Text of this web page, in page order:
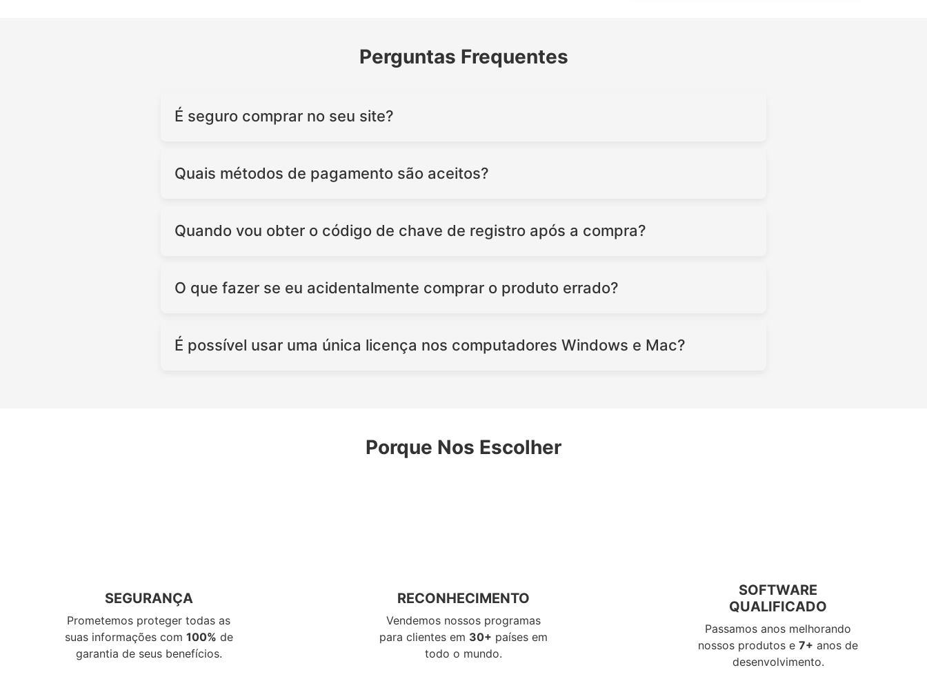
Perguntas Frequentes
É seguro comprar no seu site?
Quais métodos de pagamento são aceitos?
Quando vou obter o código de chave de registro após a compra?
O que fazer se eu acidentalmente comprar o produto errado?
É possível usar uma única licença nos computadores Windows e Mac?
Porque Nos Escolher
SEGURANÇA
Prometemos proteger todas as
suas informações com 100% de
garantia de seus benefícios.
RECONHECIMENTO
Vendemos nossos programas
para clientes em 30+ países em
todo o mundo.
SOFTWARE
QUALIFICADO
Passamos anos melhorando
nossos produtos e7+ anos de
desenvolvimento.